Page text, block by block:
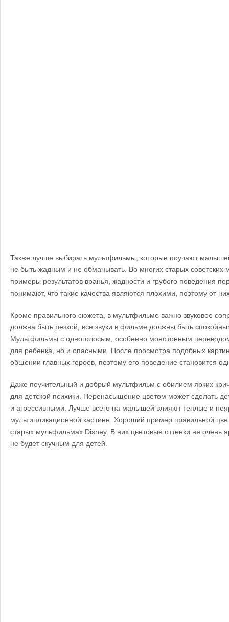
Также лучше выбирать мультфильмы, которые поучают
не быть жадным и не обманывать. Во многих старых советских
примеры результатов вранья, жадности и грубого поведения
понимают, что такие качества являются плохими, поэтому от
Кроме правильного сюжета, в мультфильме важно звуковое
должна быть резкой, все звуки в фильме должны быть
Мультфильмы с одноголосым, особенно монотонным
для ребенка, но и опасными. После просмотра подобных
общении главных героев, поэтому его поведение становится
Даже поучительный и добрый мультфильм с обилием ярких
для детской психики. Перенасыщение цветом может сделать
и агрессивными. Лучше всего на малышей влияют теплые и
мультипликационной картине. Хороший пример правильной
старых мульфильмах Disney. В них цветовые оттенки не очень
не будет скучным для детей.